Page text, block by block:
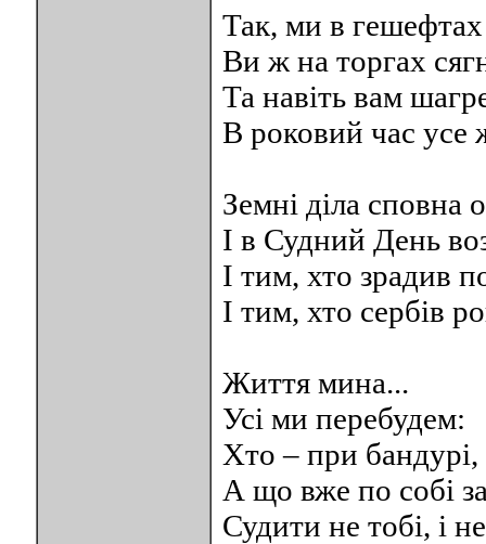
Так, ми в гешефтах
Ви ж на торгах
Та навіть вам
В роковий час усе
Земні діла сповна
I в Судний День
I тим, хто зрадив
I тим, хто сербів
Життя мина...
Усі ми перебудем:
Хто – при бандурі,
А що вже по coбi
Судити не тoбi, і